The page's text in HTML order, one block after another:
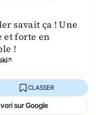
savait ça ! Une
et forte en
!
CLASSER
sur Google